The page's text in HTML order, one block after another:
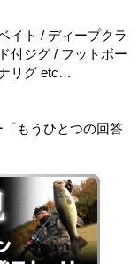
イト / ディープクラ
付ジグ / フットボー
リグ etc…
もうひとつの回答